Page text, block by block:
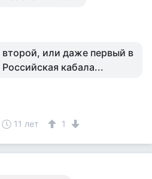
или даже первый в
кабала...
11 лет 1